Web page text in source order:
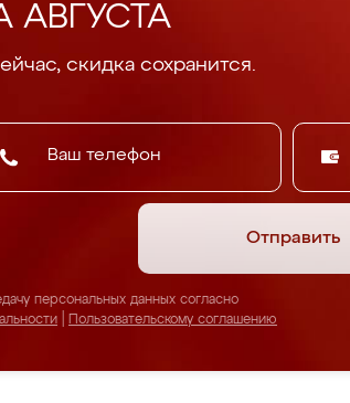
АВГУСТА
скидка сохранится.
Отправить
персональных данных согласно
Пользовательскому соглашению